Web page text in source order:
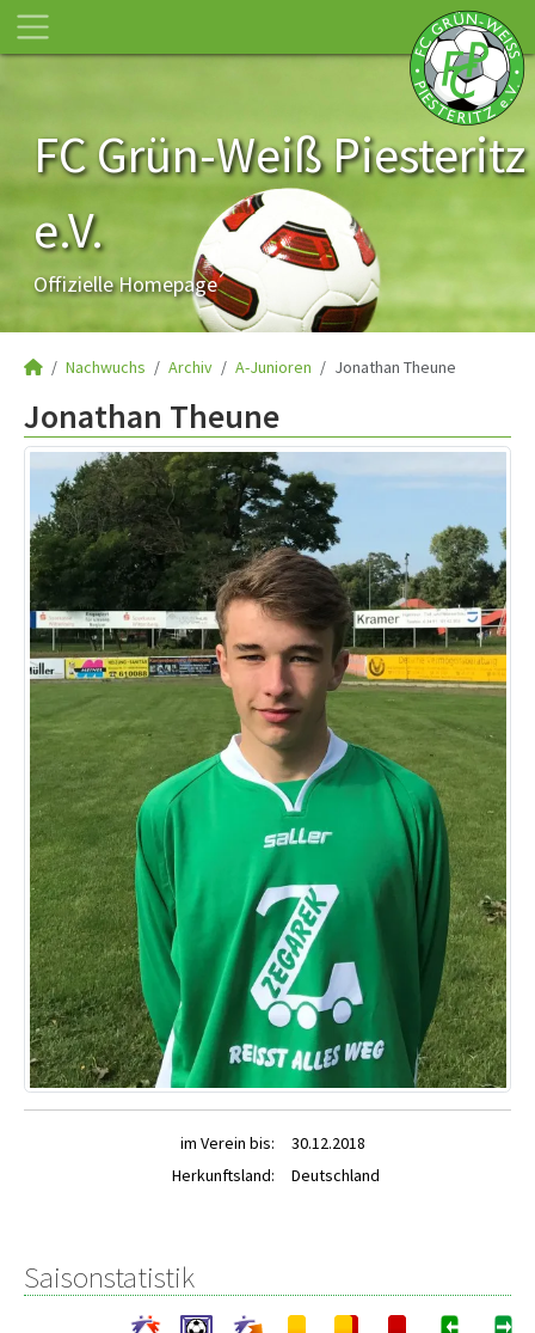
FC Grün-Weiß Piesteritz
e.V.
Offizielle Homepage
Nachwuchs Archiv A-Junioren Jonathan Theune
Jonathan Theune
im Verein bis:
30.12.2018
Herkunftsland:
Deutschland
Saisonstatistik